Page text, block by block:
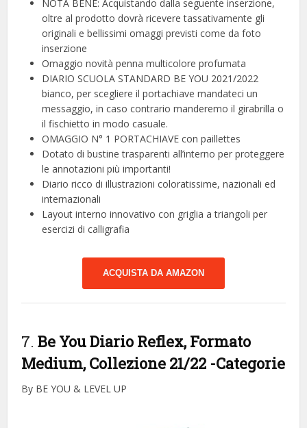
️NOTA BENE: Acquistando dalla seguente inserzione,
oltre al prodotto dovrà ricevere tassativamente gli
originali e bellissimi omaggi previsti come da foto
inserzione
Omaggio novità penna multicolore profumata
️DIARIO SCUOLA STANDARD BE YOU 2021/2022
bianco, per scegliere il portachiave mandateci un
messaggio, in caso contrario manderemo il girabrilla o
il fischietto in modo casuale.
️OMAGGIO N° 1 PORTACHIAVE con paillettes
Dotato di bustine trasparenti all’interno per proteggere
le annotazioni più importanti!
Diario ricco di illustrazioni coloratissime, nazionali ed
internazionali
Layout interno innovativo con griglia a triangoli per
esercizi di calligrafia
ACQUISTA DA AMAZON
7.Be You Diario Reflex, Formato
Medium, Collezione 21/22 -Categorie
By BE YOU & LEVEL UP